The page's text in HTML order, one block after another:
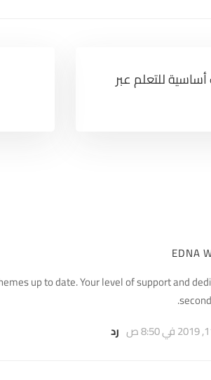
للتعلم عبر
EDNA
up to date. Your level of support and
رد